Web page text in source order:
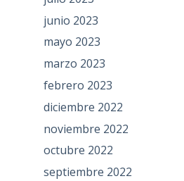
junio 2023
mayo 2023
marzo 2023
febrero 2023
diciembre 2022
noviembre 2022
octubre 2022
septiembre 2022